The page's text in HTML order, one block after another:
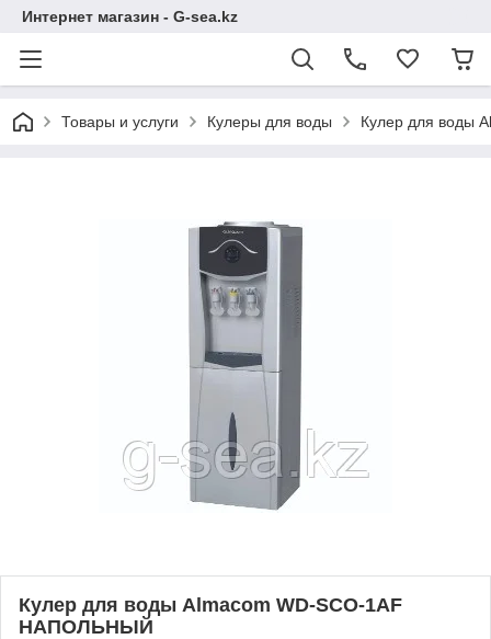
Интернет магазин - G-sea.kz
Товары и услуги Кулеры для воды Кулер для воды
Кулер для воды Almacom WD-SСО-1AF
НАПОЛЬНЫЙ